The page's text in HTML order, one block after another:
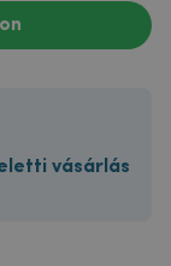
feletti vásárlás